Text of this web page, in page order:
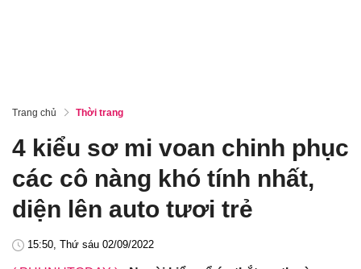
Trang chủ Thời trang
4 kiểu sơ mi voan chinh phục
các cô nàng khó tính nhất,
diện lên auto tươi trẻ
15:50, Thứ sáu 02/09/2022